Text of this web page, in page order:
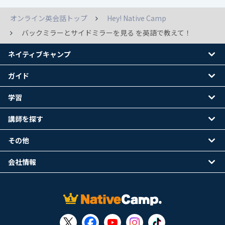
オンライン英会話トップ
Hey! Native Camp
バックミラーとサイドミラーを見る を英語で教えて！
ネイティブキャンプ
ガイド
学習
講師を探す
その他
会社情報